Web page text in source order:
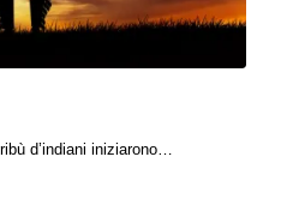
d’indiani iniziarono…